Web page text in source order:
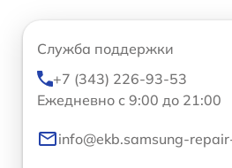
Служба поддержки
+7 (343) 226-93-53
Ежедневно с 9:00 до 21:00
info@ekb.samsung-